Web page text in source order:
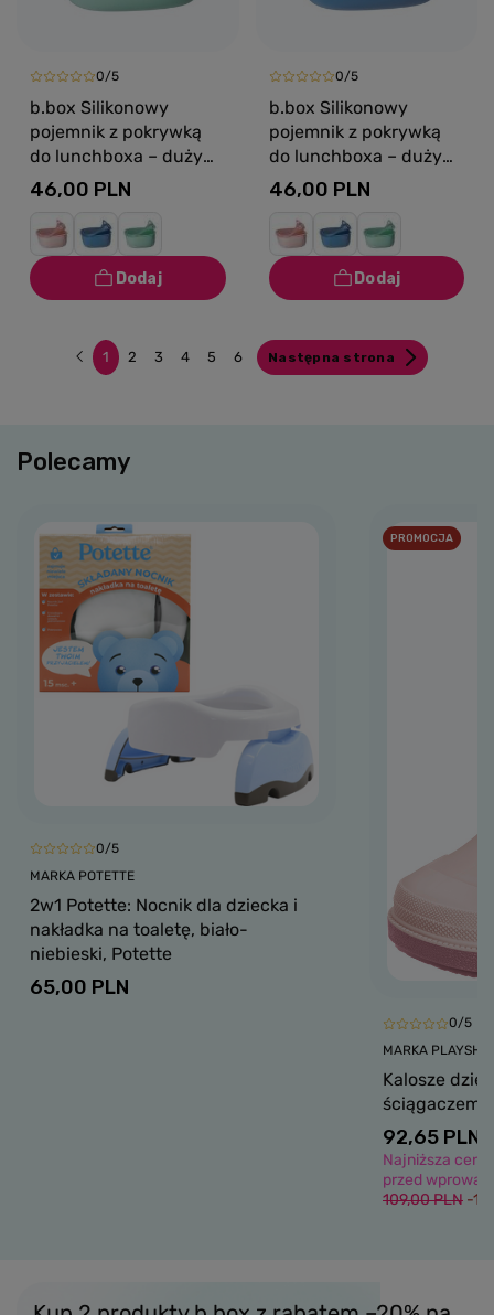
0/5
b.box Silikonowy
pojemnik z pokrywką
do lunchboxa – duży
400 ml na zimne
jedzenie Forest
46,00 PLN
0/5
b.box Silikonowy
pojemnik z pokrywką
do lunchboxa – duży
400 ml na zimne
jedzenie Ocean
46,00 PLN
1 2 3 4 5 6 Następna strona
Polecamy
0/5
MARKA POTETTE
2w1 Potette: Nocnik dla dziecka i
nakładka na toaletę, biało-
niebieski, Potette
65,00 PLN
PROMOCJA
0/5
MARKA
Kalosze
ściągaczem,
92,65 PLN
Najniższa
przed
109,00 PLN -